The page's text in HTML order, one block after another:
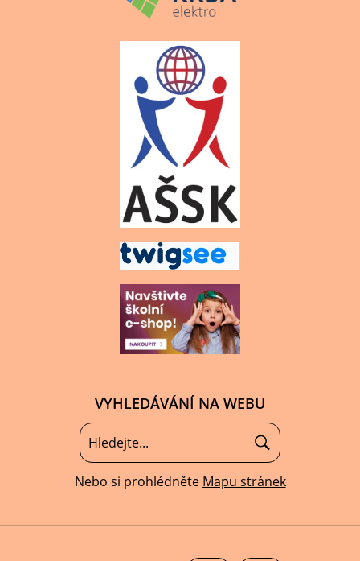
VYHLEDÁVÁNÍ NA WEBU
Nebo si prohlédněte Mapu stránek